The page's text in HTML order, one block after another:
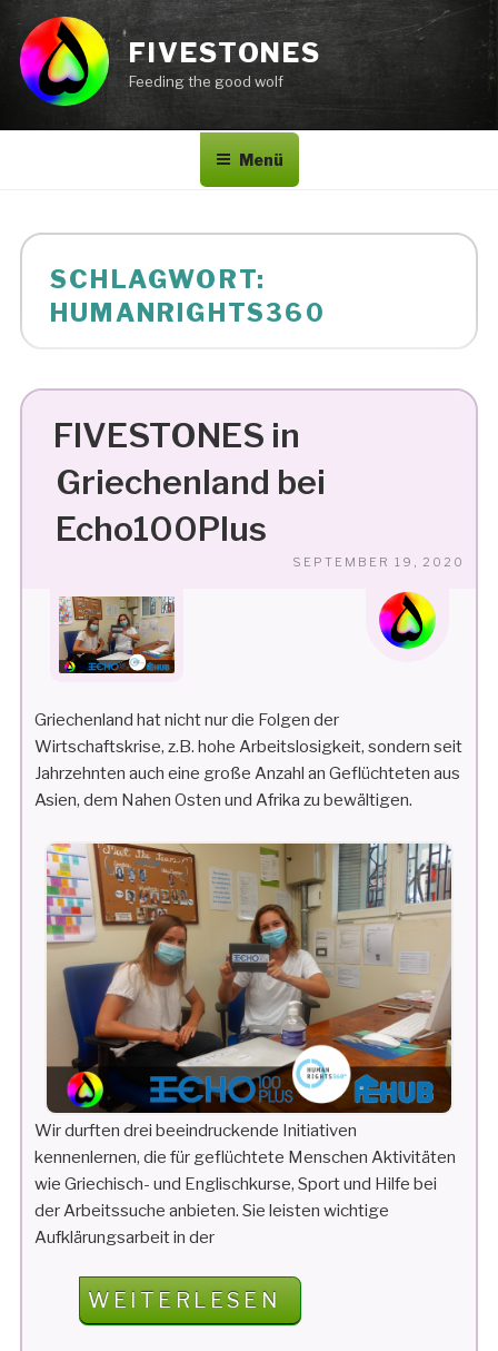
Inhalt
springen
FIVESTONES
Feeding the good wolf
Menü
SCHLAGWORT:
HUMANRIGHTS360
FIVESTONES in
Griechenland bei
Echo100Plus
SEPTEMBER 19, 2020
Griechenland hat nicht nur die Folgen der
Wirtschaftskrise, z.B. hohe Arbeitslosigkeit, sondern seit
Jahrzehnten auch eine große Anzahl an Geflüchteten aus
Asien, dem Nahen Osten und Afrika zu bewältigen.
Wir durften drei beeindruckende Initiativen
kennenlernen, die für geflüchtete Menschen Aktivitäten
wie Griechisch- und Englischkurse, Sport und Hilfe bei
der Arbeitssuche anbieten. Sie leisten wichtige
Aufklärungsarbeit in der
„FIVESTONES
IN
WEITERLESEN